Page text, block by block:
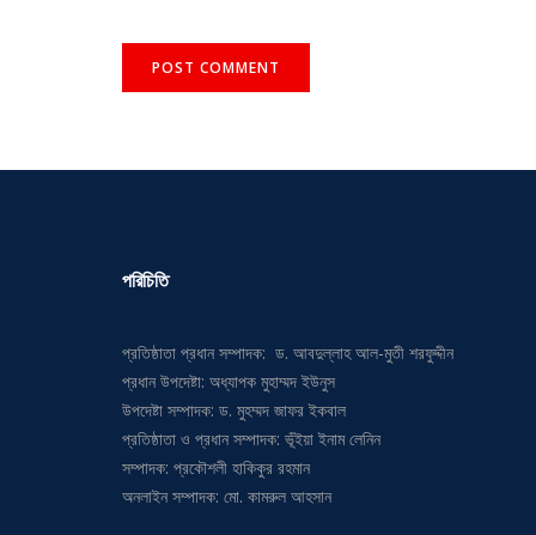
পরিচিতি
প্রতিষ্ঠাতা প্রধান সম্পাদক: ড. আবদুল্লাহ আল-মুতী শরফুদ্দীন
প্রধান উপদেষ্টা: অধ্যাপক মুহাম্মদ ইউনুস
উপদেষ্টা সম্পাদক: ড. মুহম্মদ জাফর ইকবাল
প্রতিষ্ঠাতা ও প্রধান সম্পাদক: ভূঁইয়া ইনাম লেনিন
সম্পাদক: প্রকৌশলী হাকিকুর রহমান
অনলাইন সম্পাদক: মো. কামরুল আহসান